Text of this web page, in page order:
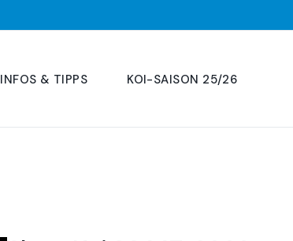
INFOS & TIPPS KOI-SAISON 25/26